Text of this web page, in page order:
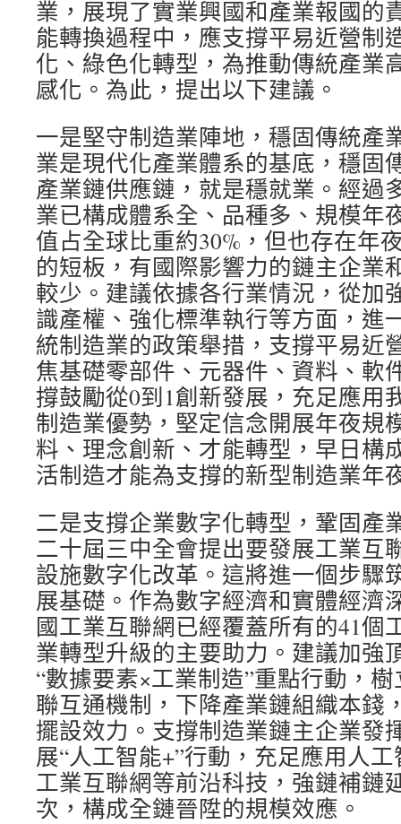
業，展現了實業興國和產業報國的
能轉換過程中，應支撐平易近營制
化、綠色化轉型，為推動傳統產業
感化。為此，提出以下建議。
一是堅守制造業陣地，穩固傳統產
業是現代化產業體系的基底，穩固
產業鏈供應鏈，就是穩就業。經過
業已構成體系全、品種多、規模年
值占全球比重約30%，但也存在年
的短板，有國際影響力的鏈主企業
較少。建議依據各行業情況，從加
識產權、強化標準執行等方面，進
統制造業的政策舉措，支撐平易近
焦基礎零部件、元器件、資料、軟
撐鼓勵從0到1創新發展，充足應用
制造業優勢，堅定信念開展年夜規
料、理念創新、才能轉型，早日構
活制造才能為支撐的新型制造業年
二是支撐企業數字化轉型，鞏固產
二十屆三中全會提出要發展工業互
設施數字化改革。這將進一個步驟
展基礎。作為數字經濟和實體經濟
國工業互聯網已經覆蓋所有的41個
業轉型升級的主要助力。建議加強
“數據要素×工業制造”重點行動，
聯互通機制，下降產業鏈組織本錢
擺設效力。支撐制造業鏈主企業發
展“人工智能+”行動，充足應用人
工業互聯網等前沿科技，強鏈補鏈
次，構成全鏈晉陞的規模效應。